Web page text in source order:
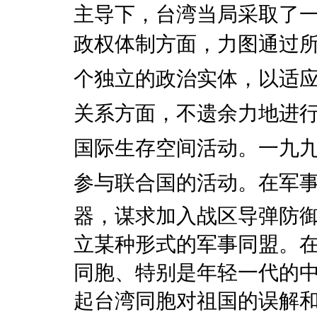
主导下，台湾当局采取了
政权体制方面，力图通过
个独立的政治实体，以适
关系方面，不遗余力地进行
国际生存空间活动。一九
参与联合国的活动。在军
器，谋求加入战区导弹防
立某种形式的军事同盟。
同胞、特别是年轻一代的
起台湾同胞对祖国的误解